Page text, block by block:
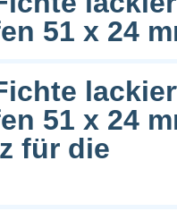
51 x 24
51 x 24
für die